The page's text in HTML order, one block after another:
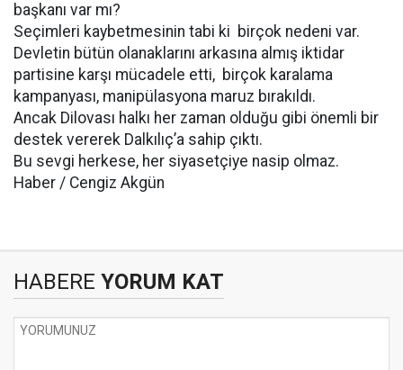
başkanı var mı?
Seçimleri kaybetmesinin tabi ki birçok nedeni var.
Devletin bütün olanaklarını arkasına almış iktidar
partisine karşı mücadele etti, birçok karalama
kampanyası, manipülasyona maruz bırakıldı.
Ancak Dilovası halkı her zaman olduğu gibi önemli bir
destek vererek Dalkılıç’a sahip çıktı.
Bu sevgi herkese, her siyasetçiye nasip olmaz.
Haber / Cengiz Akgün
HABERE YORUM KAT